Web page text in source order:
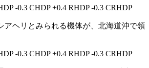
-0.3 CHDP +0.4 RHDP -0.3 CRHDP
アヘリとみられる機体が、北海道沖で領
-0.3 CHDP +0.4 RHDP -0.3 CRHDP